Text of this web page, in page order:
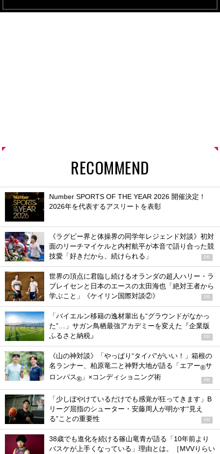
RECOMMEND
Number SPORTS OF THE YEAR 2026 開催決定！
2026年を代表するアスリートを表彰
《ラグビー界と体操界の同学年レジェンド対談》初対
面のリーチマイケルと内村航平が本音で語り合った競
技愛「好きだから、続けられる」
PR
世界の頂点に君臨し続けるオランダの超人ハリー・ラ
ブレイセンと日本のエースの太田海也「絶対王者から
学ぶこと」《ケイリン国際対談②》
PR
「バイエルン移籍の逸材輩出も“グラウンドがなかっ
た”…」サガン鳥栖最強アカデミーを変えた『企業版
ふるさと納税』
PR
《山の神対談》「やっぱり“タイパ”がいい！」箱根の
名ランナー、柏原竜二と神野大地が語る「エアー®サ
ロンパス® 」×コンディショニング術 PR
「少しぼやけているだけでも感覚が狂ってきます」B
リーグ屈指のシューター・安藤周人が明かす“見え
る”ことの重要性
PR
38歳でも進化を続ける篠山竜青が語る「10年前より
バスケが上手くなっている」理由とは。［MVVりらい